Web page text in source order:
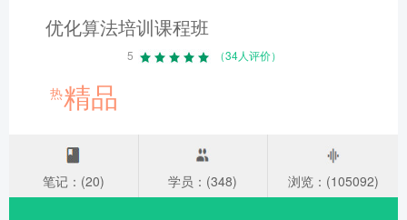
优化算法培训课程班
5 （34人评价）
热精品
笔记：(20) 学员：(348) 浏览：(105092)